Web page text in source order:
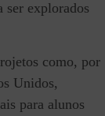
ser explorados
como, por
Unidos,
para alunos